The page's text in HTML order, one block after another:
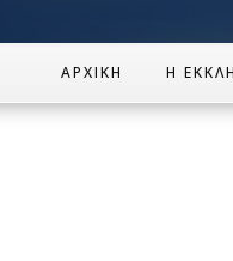
ΑΡΧΙΚΉ Η